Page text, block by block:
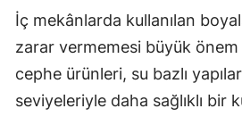
İç mekânlarda kullanılan
zarar vermemesi büyük önem
cephe ürünleri, su bazlı
seviyeleriyle daha sağlıklı bir